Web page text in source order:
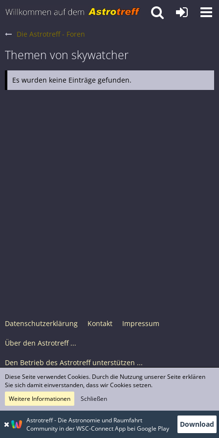
Die Astrotreff - Foren
Themen von skywatcher
Es wurden keine Einträge gefunden.
Datenschutzerklärung Kontakt Impressum
Über den Astrotreff ...
Den Betrieb des Astrotreff unterstützen ...
Nutzungsbedingungen
© Astrotreff 2001-2026, lizenziert unter CC BY-SA,
sofern für einzelne Inhalte nicht anders angegeben
Astrotreff - Die Astronomie und Raumfahrt
Community in der WSC-Connect App bei Google Play
Download
Diese Seite verwendet Cookies. Durch die Nutzung unserer Seite erklären
Sie sich damit einverstanden, dass wir Cookies setzen.
Weitere Informationen
Schließen